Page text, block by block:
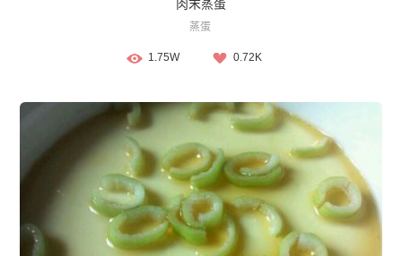
肉末蒸蛋
蒸蛋
1.75W 0.72K